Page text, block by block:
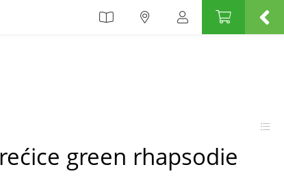
green rhapsodie